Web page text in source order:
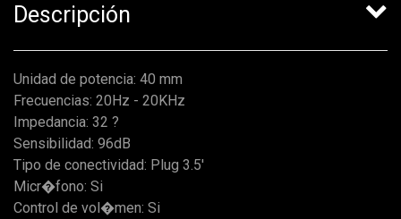
Descripción
Unidad de potencia: 40 mm
Frecuencias: 20Hz - 20KHz
Impedancia: 32 ?
Sensibilidad: 96dB
Tipo de conectividad: Plug 3.5'
Micr�fono: Si
Control de vol�men: Si